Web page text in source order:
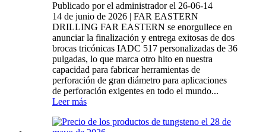
Publicado por el administrador el 26-06-14
14 de junio de 2026 | FAR EASTERN
DRILLING FAR EASTERN se enorgullece en
anunciar la finalización y entrega exitosas de dos
brocas tricónicas IADC 517 personalizadas de 36
pulgadas, lo que marca otro hito en nuestra
capacidad para fabricar herramientas de
perforación de gran diámetro para aplicaciones
de perforación exigentes en todo el mundo...
Leer más